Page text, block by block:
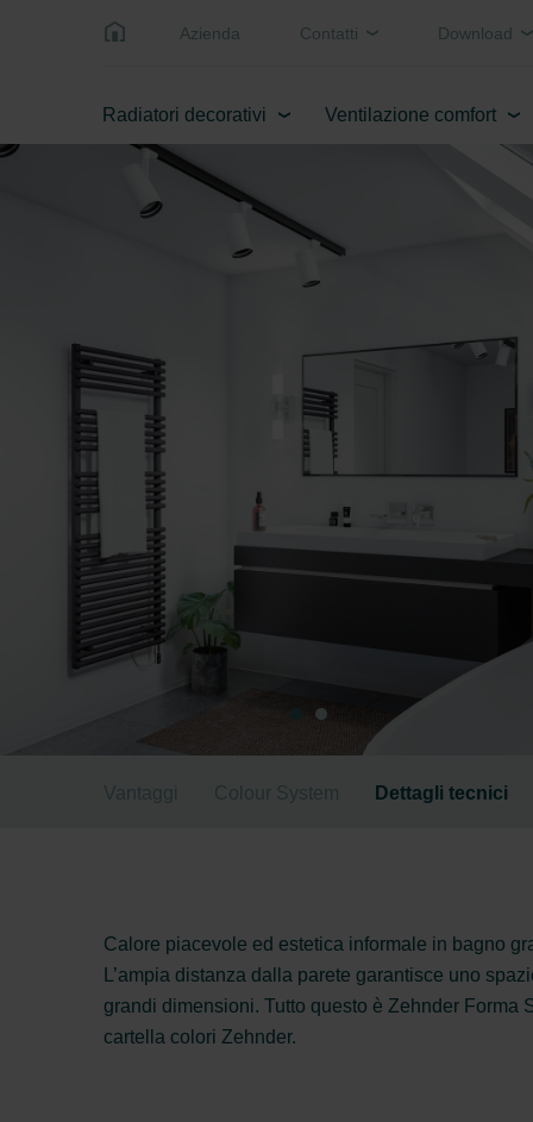
Azienda Contatti Download
Radiatori decorativi Ventilazione comfort
Vantaggi Colour System Dettagli tecnici
Calore piacevole ed estetica informale in bagno
L’ampia distanza dalla parete garantisce uno
grandi dimensioni. Tutto questo è Zehnder
cartella colori Zehnder.